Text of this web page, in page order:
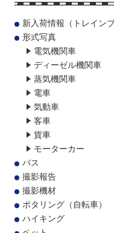
新入荷情報（トレイン
形式写真
電気機関車
ディーゼル機関車
蒸気機関車
電車
気動車
客車
貨車
モーターカー
バス
撮影報告
撮影機材
ポタリング（自転車）
ハイキング